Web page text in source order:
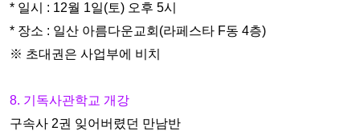
* 일시 : 12월 1일(토) 오후 5시
* 장소 : 일산 아름다운교회(라페스타 F동 4층)
※ 초대권은 사업부에 비치
8. 기독사관학교 개강
구속사 2권 잊어버렸던 만남반